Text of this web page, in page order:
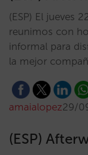
(ESP) El jueves
reunimos con
informal para
la mejor
amaialopez29/
(ESP)